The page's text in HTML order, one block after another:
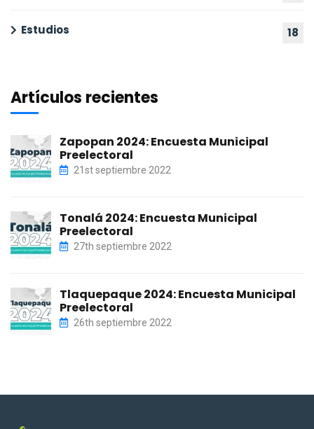
Estudios 18
Artículos recientes
Zapopan 2024: Encuesta Municipal
Preelectoral
21st septiembre 2022
Tonalá 2024: Encuesta Municipal
Preelectoral
27th septiembre 2022
Tlaquepaque 2024: Encuesta Municipal
Preelectoral
26th septiembre 2022